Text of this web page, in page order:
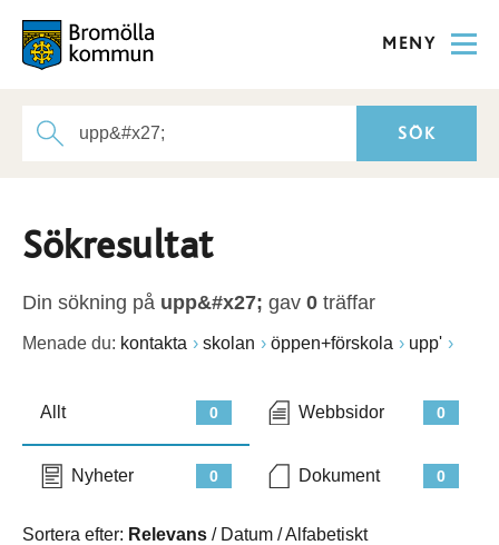
MENY
Sökresultat
Din sökning på upp&#x27; gav 0 träffar
Menade du: kontakta skolan öppen+förskola upp'
0
Allt 0
Webbsidor
0
Nyheter 0
Dokument
Sortera efter: Relevans / Datum /Alfabetiskt